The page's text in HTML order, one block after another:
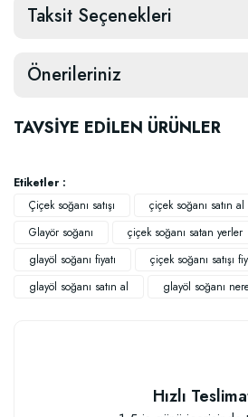
Taksit Seçenekleri
Önerileriniz
TAVSİYE EDİLEN ÜRÜNLER
Etiketler :
Çiçek soğanı satışı
çiçek soğanı satın al
Glayör soğanı
çiçek soğanı satan yerler
glayöl soğanı fiyatı
çiçek soğanı satışı
glayöl soğanı satın al
glayöl soğanı
Hızlı